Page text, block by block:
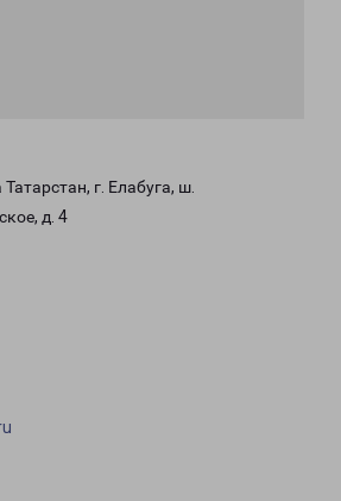
г. Елабуга, ш.
д. 4